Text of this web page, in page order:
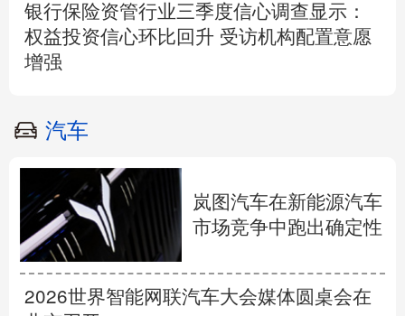
银行保险资管行业三季度信心调查显示：
权益投资信心环比回升 受访机构配置意愿
增强
汽车
岚图汽车在新能源汽车
市场竞争中跑出确定性
2026世界智能网联汽车大会媒体圆桌会在